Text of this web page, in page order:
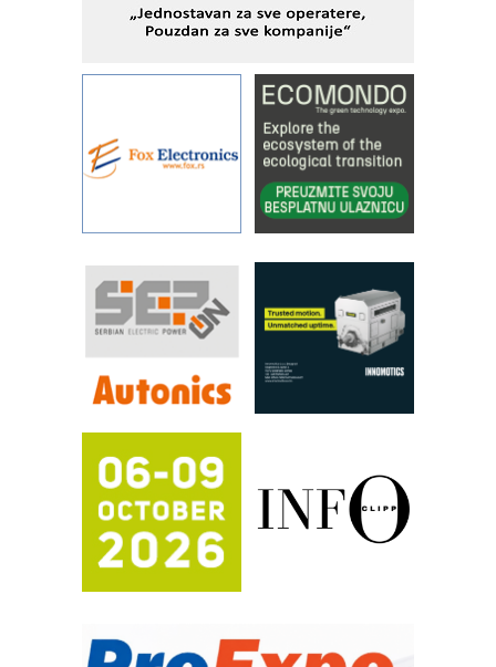
KIP KOP – napredna rešenja za
savremene industrijske i logističke
Alba d.o.o. – 35 godina preciznosti u
metrologiji i pametnim dozirnim
rešenjima
IBeRTIM - oprema za ispitivanje
STAUFF – Komponente koje
sistema
YAMADA pumpe – japanska
pouzdanost u transferu fluida
Filtration Group Industrial – Napredna
rešenja za filtraciju u hidrauličkim i
procesnim sistemima
FANUC: Najbolje za vašu pametnu
automatizaciju
Efikasno upravljanje energijom
Automatizacija pakovanja · Display
(Shelf-Ready) omotnice
Potpuna efikasnost bez složenih
Trajna oznaka kao dugoročna korist